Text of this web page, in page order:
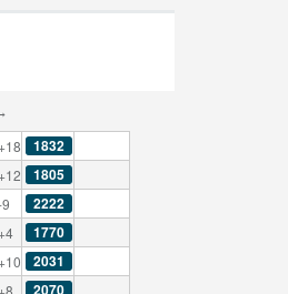
+18 1832
+12 1805
2222
+4 1770
+10 2031
+8 2070